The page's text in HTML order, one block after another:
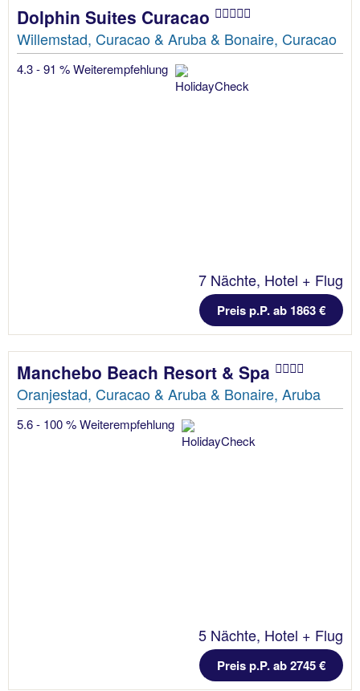
Dolphin Suites Curacao
Willemstad, Curacao & Aruba & Bonaire, Curacao
4.3 - 91 % Weiterempfehlung
7 Nächte, Hotel + Flug
Preis p.P. ab 1863 €
Manchebo Beach Resort & Spa
Oranjestad, Curacao & Aruba & Bonaire, Aruba
5.6 - 100 % Weiterempfehlung
5 Nächte, Hotel + Flug
Preis p.P. ab 2745 €